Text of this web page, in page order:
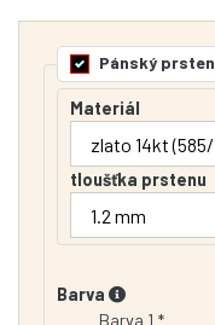
Pánský prsten
Materiál
tloušťka prstenu
Barva
Barva 1 *